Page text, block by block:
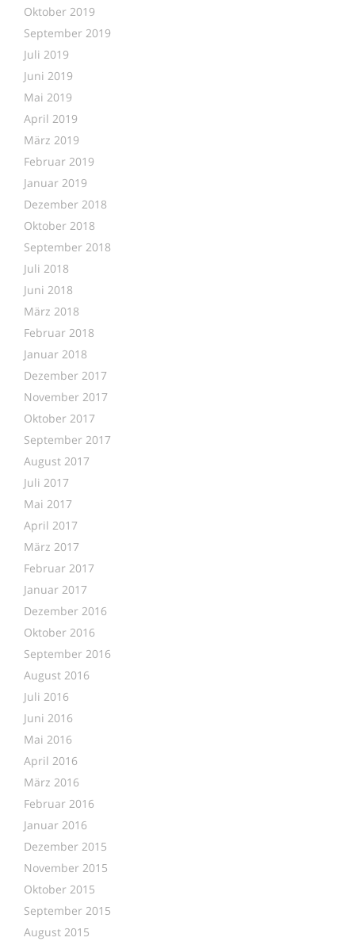
Oktober 2019
September 2019
Juli 2019
Juni 2019
Mai 2019
April 2019
März 2019
Februar 2019
Januar 2019
Dezember 2018
Oktober 2018
September 2018
Juli 2018
Juni 2018
März 2018
Februar 2018
Januar 2018
Dezember 2017
November 2017
Oktober 2017
September 2017
August 2017
Juli 2017
Mai 2017
April 2017
März 2017
Februar 2017
Januar 2017
Dezember 2016
Oktober 2016
September 2016
August 2016
Juli 2016
Juni 2016
Mai 2016
April 2016
März 2016
Februar 2016
Januar 2016
Dezember 2015
November 2015
Oktober 2015
September 2015
August 2015